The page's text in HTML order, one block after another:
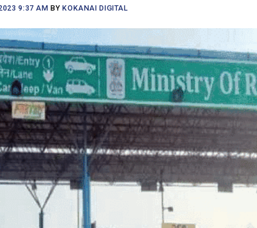
9:37 AM BYKOKANAI DIGITAL